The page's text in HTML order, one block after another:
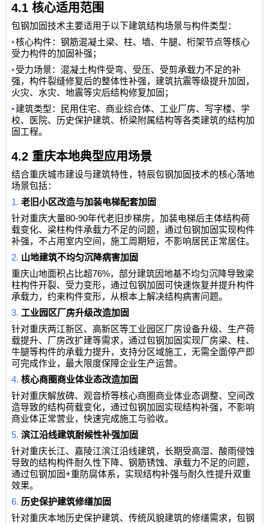
4.1核心适用范围
包钢加固技术主要适用于以下建筑结构场景与构件类型：
•核心构件：钢筋混凝土梁、柱、墙、牛腿、桁架节点等核心
受力构件的加固补强；
•受力场景：混凝土构件受弯、受压、受剪承载力不足的补
强，构件裂缝修复后的整体性补强，建筑抗震等级提升加固，
火灾、水灾、地震等灾后结构修复加固；
•建筑类型：民用住宅、商业综合体、工业厂房、写字楼、学
校、医院、历史保护建筑、桥梁附属结构等各类建筑的结构加
固工程。
4.2 重庆本地典型应用场景
结合重庆城市建设与建筑特性，特辰包钢加固技术的核心落地
场景包括：
1.老旧小区改造与加装电梯配套加固
针对重庆大量80-90年代老旧步梯房，加装电梯后主体结构荷
载变化、梁柱构件承载力不足的问题，通过包钢加固实现构件
补强，不占用室内空间，施工周期短，不影响居民正常居住。
2. 山地建筑不均匀沉降病害加固
重庆山地面积占比超76%，部分建筑因地基不均匀沉降导致梁
柱构件开裂、受力变形，通过包钢加固可快速恢复并提升构件
承载力，约束构件变形，从根本上解决结构病害问题。
3.工业园区厂房升级改造加固
针对重庆两江新区、高新区等工业园区厂房设备升级、生产荷
载提升、厂房改扩建等需求，通过包钢加固实现厂房梁、柱、
牛腿等构件的承载力提升，支持分区域施工，无需全面停产即
可完成作业，最大限度保障企业生产运营。
4.核心商圈商业体业态改造加固
针对重庆解放碑、观音桥等核心商圈商业体业态调整、空间改
造导致的结构荷载变化，通过包钢加固实现结构补强，不影响
商业体正常营业，快速完成施工与验收。
5.滨江沿线建筑耐候性补强加固
针对重庆长江、嘉陵江滨江沿线建筑，长期受高湿、酸雨侵蚀
导致的结构构件耐久性下降、钢筋锈蚀、承载力不足的问题，
通过包钢加固+重防腐体系，实现结构补强与耐久性提升双重
效果。
6. 历史保护建筑修缮加固
针对重庆本地历史保护建筑、传统风貌建筑的修缮需求，包钢